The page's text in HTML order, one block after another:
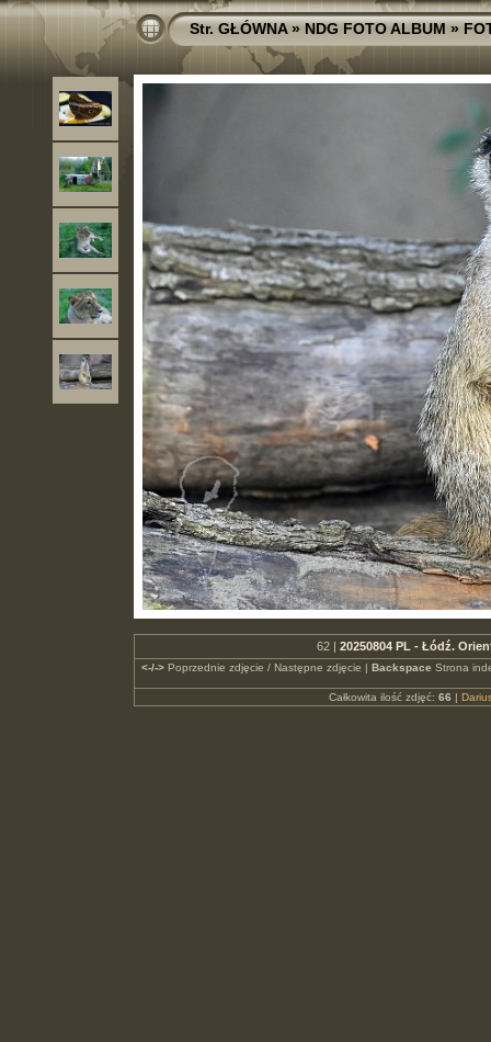
Str. GŁÓWNA»NDG FOTO ALBUM»
62 | 20250804 PL - Łódź.
<-/->Poprzednie zdjęcie / Następne zdjęcie | Backspace Strona
Całkowita ilość zdjęć: 66 |